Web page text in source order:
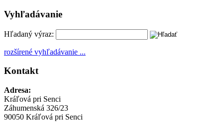
Vyhľadávanie
Hľadaný výraz:
rozšírené vyhľadávanie ...
Kontakt
Adresa:
Kráľová pri Senci
Záhumenská 326/23
90050 Kráľová pri Senci